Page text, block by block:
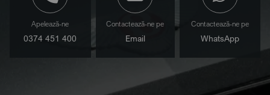
Apelează-ne
0374 451 400
Contactează-ne pe
Email
Contactează-ne pe
WhatsApp